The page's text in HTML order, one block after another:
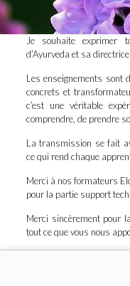
Je souhaite exprimer
d’Ayurveda et sa
Les enseignements sont
concrets et
c’est une véritable
comprendre, de prendre
La transmission se fait
ce qui rend chaque
Merci à nos formateurs
pour la partie support
Merci sincèrement pour
tout ce que vous nous